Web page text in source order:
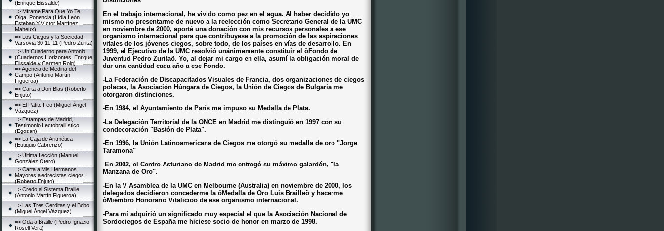
(Enrique Elissalde)
=> Mírame Para Que Yo Te
Oiga, Ponencia (Lídia León
Esteban Y Víctor Martínez
Maheux)
=> Los Ciegos y la Sociedad -
Varsovia 30-11-11 (Pedro Zurita)
=> Un Cuaderno para Antonio
(Cuadernos Horizontes, Enrique
Elissalde y Carmen Roig)
=> Agencia de Medina del
Campo (Antonio Martín
Figueroa)
=> Carta a Don Blas (Roberto
Enjuto)
=> El Patito Feo (Miguel Ángel
Vázquez)
=> Estampas de Madrid,
Testimonio Lectobraillístico
(Egosan)
=> La Caja de Aritmética
(Eutiquio Cabrerizo)
=> Última Lección (Manuel
González Otero)
=> Carta a Mis Hermanos
Mayores ajedrecistas ciegos
(Roberto Enjuto)
=> Credo al Sistema Braille
(Antonio Martín Figueroa)
=> Las Tres Cerditas y el Bobo
(Miguel Ángel Vázquez)
=> Oda a Braille (Pedro Ignacio
Rosell Vera)
En el trabajo internacional, he vivido como pez en el agua. Al haber decidido yo
mismo no presentarme de nuevo a la reelección como Secretario General de la UMC
en noviembre de 2000, aporté una donación con mis recursos personales a ese
organismo internacional para que contribuyese a la promoción de las aspiraciones
vitales de los jóvenes ciegos, sobre todo, de los países en vías de desarrollo. En
1999, el Ejecutivo de la UMC resolvió unánimemente constituir el ôFondo de
Juventud Pedro Zuritaö. Yo, al dejar mi cargo en ella, asumí la obligación moral de
dar una cantidad cada año a ese Fondo.
-La Federación de Discapacitados Visuales de Francia, dos organizaciones de ciegos
polacas, la Asociación Húngara de Ciegos, la Unión de Ciegos de Bulgaria me
otorgaron distinciones.
-En 1984, el Ayuntamiento de París me impuso su Medalla de Plata.
-La Delegación Territorial de la ONCE en Madrid me distinguió en 1997 con su
condecoración "Bastón de Plata".
-En 1996, la Unión Latinoamericana de Ciegos me otorgó su medalla de oro "Jorge
Taramona"
-En 2002, el Centro Asturiano de Madrid me entregó su máximo galardón, "la
Manzana de Oro".
-En la V Asamblea de la UMC en Melbourne (Australia) en noviembre de 2000, los
delegados decidieron concederme la ôMedalla de Oro Luis Brailleö y hacerme
ôMiembro Honorario Vitalicioö de ese organismo internacional.
-Para mí adquirió un significado muy especial el que la Asociación Nacional de
Sordociegos de España me hiciese socio de honor en marzo de 1998.